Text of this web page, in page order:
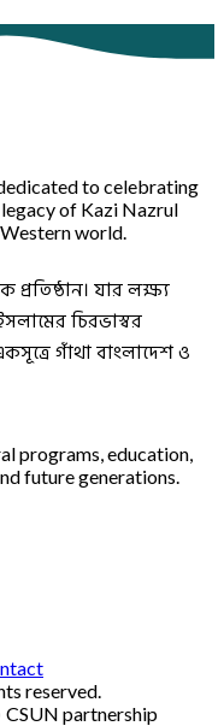
to celebrating
of Kazi Nazrul
world.
যার লক্ষ্য
চিরভাস্বর
গাঁথা বাংলাদেশ ও
programs, education,
future generations.
reserved.
CSUN partnership